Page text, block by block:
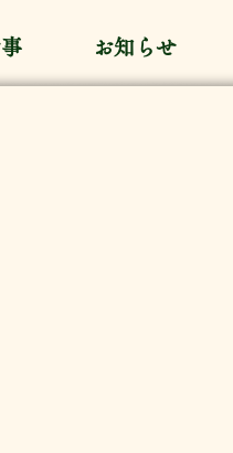
お知らせ